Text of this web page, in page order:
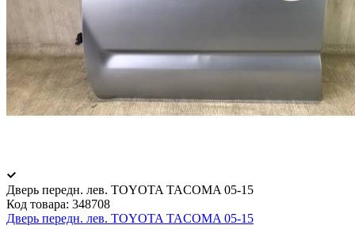
Дверь передн. лев. TOYOTA TACOMA 05-15
Код товара: 348708
Дверь передн. лев. TOYOTA TACOMA 05-15